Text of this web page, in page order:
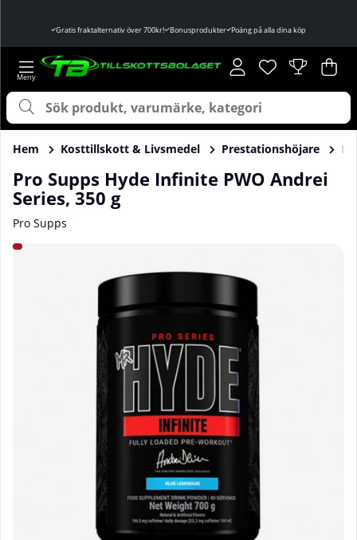
Gratis fraktalternativ över 700kr! Bonusprodukter Poäng på alla dina köp
Önskelista
Antal i
. .
Hem Kosttillskott & Livsmedel Prestationshöjare
Pro Supps Hyde Infinite PWO Andrei
Series, 350 g
Pro Supps
Produktbilder Pro Supps Hyde Infinite PWO Andrei Series,